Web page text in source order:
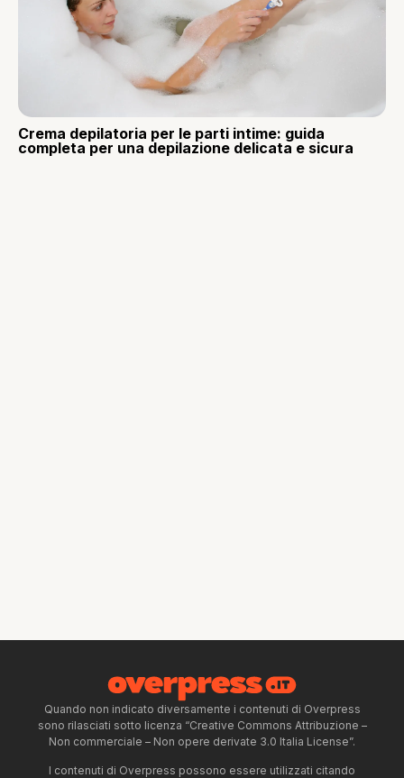
Crema depilatoria per le parti intime: guida
completa per una depilazione delicata e sicura
Quando non indicato diversamente i contenuti di Overpress
sono rilasciati sotto licenza “Creative Commons Attribuzione –
Non commerciale – Non opere derivate 3.0 Italia License”.
I contenuti di Overpress possono essere utilizzati citando